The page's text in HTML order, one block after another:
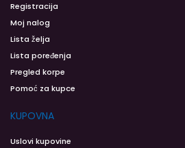
Registracija
Moj nalog
Lista želja
Lista poređenja
Pregled korpe
Pomoć za kupce
KUPOVNA
Uslovi kupovine